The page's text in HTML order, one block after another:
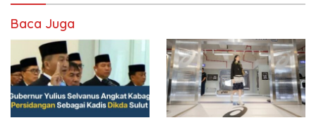
Baca Juga